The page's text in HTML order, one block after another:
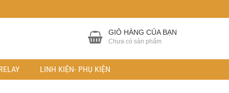
GIỎ HÀNG CỦA BẠN
Chưa có sản phẩm
LINH KIỆN- PHỤ KIỆN